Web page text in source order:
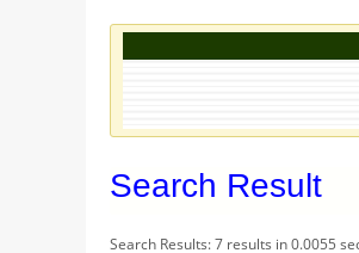
Search Result
Search Results:7 results in 0.0055